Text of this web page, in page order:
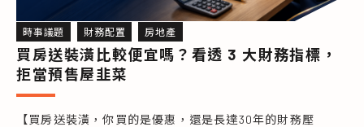
時事議題 財務配置 房地產
買房送裝潢比較便宜嗎？看透 3 大財務指標，
拒當預售屋韭菜
【買房送裝潢，你買的是優惠，還是長達30年的財務壓